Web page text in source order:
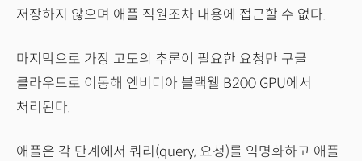
저장하지 않으며 애플 직원조차 내용에 접근할 수 없다.
마지막으로 가장 고도의 추론이 필요한 요청만 구글
클라우드로 이동해 엔비디아 블랙웰 B200 GPU에서
처리된다.
애플은 각 단계에서 쿼리(query, 요청)를 익명화하고 애플